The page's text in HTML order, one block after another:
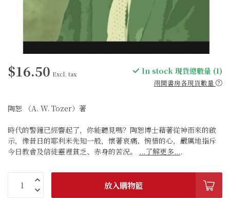
$16.50 Excl. tax In stock 現貨總數量 (1)
兩間書房各現貨數量
陶恕 （A. W. Tozer）著
時代的警鐘已經響起了，你能聽見嗎？陶恕博士藉著從神而來的啟
示，像昔日的耶利米先知一般，懷著哀痛、惋惜的心，嚴厲地指斥
今日教會及信徒靈裡貧乏、赤身的苦況。 ...了解更多....
放入購物籃